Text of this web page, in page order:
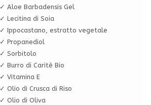
✓ Aloe Barbadensis Gel
✓ Lecitina di Soia
✓ Ippocastano, estratto vegetale
✓ Propanediol
✓ Sorbitolo
✓ Burro di Caritè Bio
✓ Vitamina E
✓ Olio di Crusca di Riso
✓ Olio di Oliva